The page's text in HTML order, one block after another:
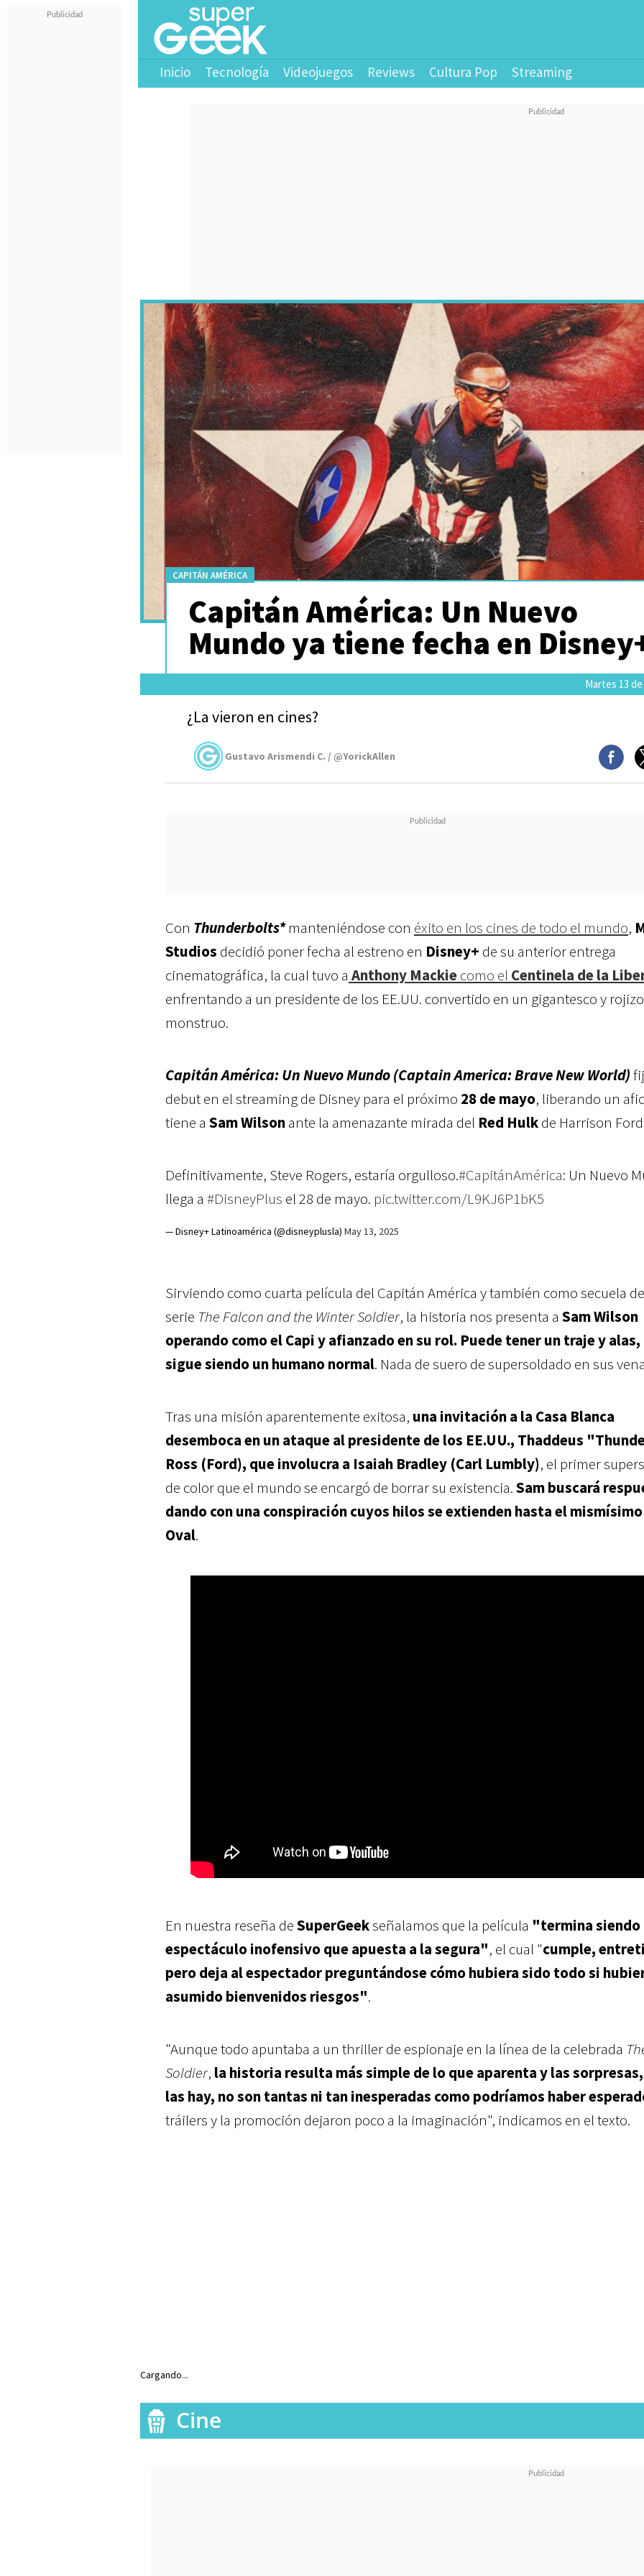
Inicio Tecnología Videojuegos Reviews Cultura Pop Streaming
CAPITÁN AMÉRICA
Capitán América: Un Nuevo
Mundo ya tiene fecha en
Martes 13
¿La vieron en cines?
Gustavo Arismendi C. / @YorickAllen
Con Thunderbolts* manteniéndose con éxito en los cines de todo el mundo,
Studios decidió poner fecha al estreno en Disney+ de su anterior entrega
cinematográfica, la cual tuvo a Anthony Mackiecomo el Centinela de la
enfrentando a un presidente de los EE.UU. convertido en un gigantesco y rojizo
monstruo.
Capitán América: Un Nuevo Mundo (Captain America: Brave New World)
debut en el streaming de Disney para el próximo 28 de mayo, liberando un
tiene a Sam Wilsonante la amenazante mirada del Red Hulkde Harrison
Definitivamente, Steve Rogers, estaría orgulloso.#CapitánAmérica: Un Nuevo
llega a #DisneyPlus el 28 de mayo. pic.twitter.com/L9KJ6P1bK5
— Disney+ Latinoamérica (@disneyplusla) May 13, 2025
Sirviendo como cuarta película del Capitán América y también como secuela
serie The Falcon and the Winter Soldier, la historia nos presenta a Sam Wilson
operando como el Capi y afianzado en su rol. Puede tener un traje y
sigue siendo un humano normal. Nada de suero de supersoldado en sus
Tras una misión aparentemente exitosa, una invitación a la Casa Blanca
desemboca en un ataque al presidente de los EE.UU., Thaddeus
Ross (Ford), que involucra a Isaiah Bradley (Carl Lumbly), el primer
de color que el mundo se encargó de borrar su existencia.Sam buscará
dando con una conspiración cuyos hilos se extienden hasta el
Oval.
En nuestra reseña deSuperGeekseñalamos que la película "termina siendo
espectáculo inofensivo que apuesta a la segura", el cual "cumple,
pero deja al espectador preguntándose cómo hubiera sido todo si
asumido bienvenidos riesgos".
"Aunque todo apuntaba a un thriller de espionaje en la línea de la celebrada
Soldier, la historia resulta más simple de lo que aparenta y las
las hay, no son tantas ni tan inesperadas como podríamos haber
tráilers y la promoción dejaron poco a la imaginación", indicamos en el texto.
Cargando...
Cine